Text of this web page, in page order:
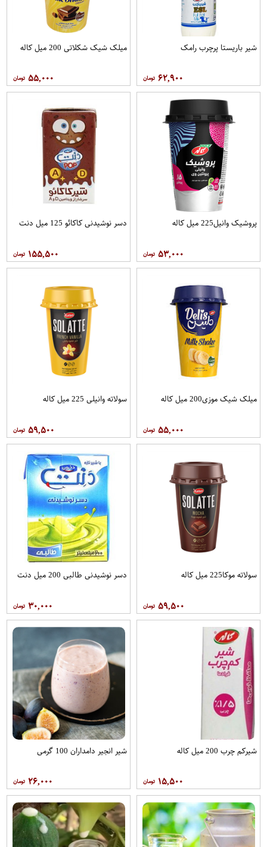
شیر باریستا پرچرب رامک
۶۲,۹۰۰
میلک شیک شکلاتی 200 میل کاله
۵۵,۰۰۰
پروشیک وانیل225 میل کاله
۵۳,۰۰۰
دسر نوشیدنی کاکائو 125 میل دنت
۱۵۵,۵۰۰
میلک شیک موزی200 میل کاله
۵۵,۰۰۰
سولاته وانیلی 225 میل کاله
۵۹,۵۰۰
سولاته موکا225 میل کاله
۵۹,۵۰۰
دسر نوشیدنی طالبی 200 میل دنت
۳۰,۰۰۰
شیرکم چرب 200 میل کاله
۱۵,۵۰۰
شیر انجیر دامداران 100 گرمی
۲۶,۰۰۰